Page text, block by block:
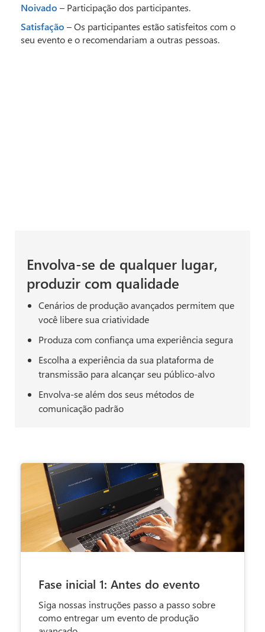
Noivado – Participação dos participantes.
Satisfação – Os participantes estão satisfeitos com o
seu evento e o recomendariam a outras pessoas.
Envolva-se de qualquer lugar,
produzir com qualidade
Cenários de produção avançados permitem que
você libere sua criatividade
Produza com confiança uma experiência segura
Escolha a experiência da sua plataforma de
transmissão para alcançar seu público-alvo
Envolva-se além dos seus métodos de
comunicação padrão
Fase inicial 1: Antes do evento
Siga nossas instruções passo a passo sobre
como entregar um evento de produção